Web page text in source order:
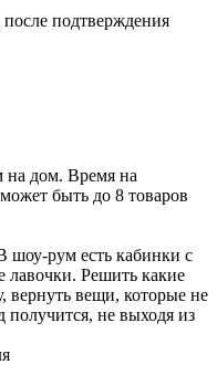
подтверждения
на дом. Время на
быть до 8 товаров
рум есть кабинки с
лавочки. Решить какие
вернуть вещи, которые не
не выходя из